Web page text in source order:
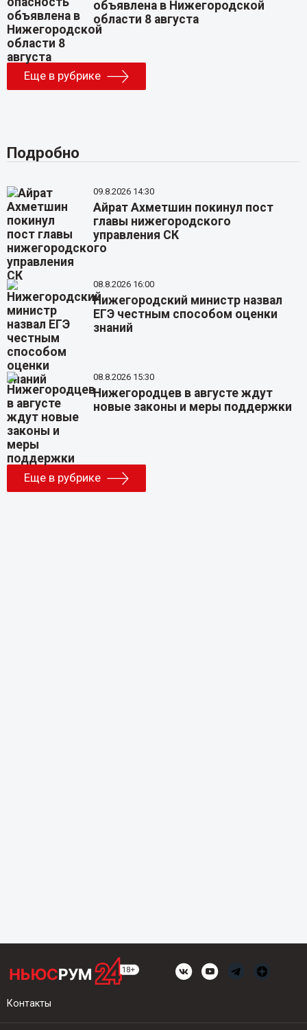
объявлена в Нижегородской
области 8 августа
Еще в рубрике
Подробно
09.8.2026 14:30
Айрат Ахметшин покинул пост
главы нижегородского
управления СК
08.8.2026 16:00
Нижегородский министр назвал
ЕГЭ честным способом оценки
знаний
08.8.2026 15:30
Нижегородцев в августе ждут
новые законы и меры поддержки
Еще в рубрике
Контакты